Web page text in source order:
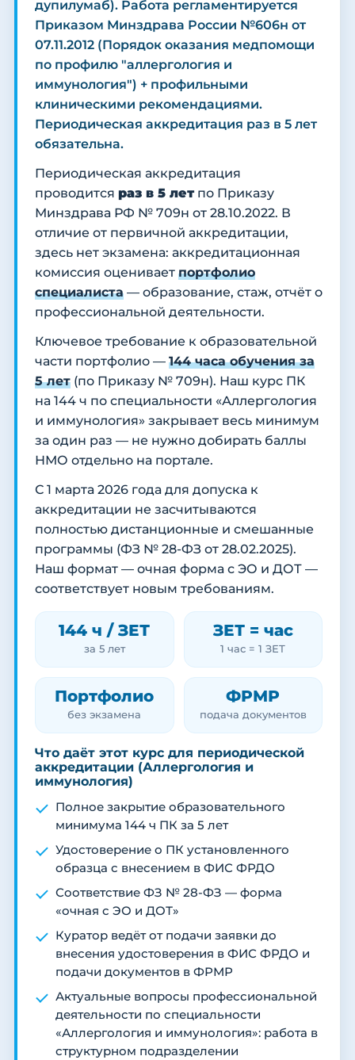
дупилумаб). Работа регламентируется
Приказом Минздрава России №606н от
07.11.2012 (Порядок оказания медпомощи
по профилю "аллергология и
иммунология") + профильными
клиническими рекомендациями.
Периодическая аккредитация раз в 5 лет
обязательна.
Периодическая аккредитация
проводится раз в 5 летпо Приказу
Минздрава РФ № 709н от 28.10.2022. В
отличие от первичной аккредитации,
здесь нет экзамена: аккредитационная
комиссия оценивает портфолио
специалиста — образование, стаж, отчёт о
профессиональной деятельности.
Ключевое требование к образовательной
части портфолио — 144 часа обучения за
5 лет (по Приказу № 709н). Наш курс ПК
на 144 ч по специальности «Аллергология
и иммунология» закрывает весь минимум
за один раз — не нужно добирать баллы
НМО отдельно на портале.
С 1 марта 2026 года для допуска к
аккредитации не засчитываются
полностью дистанционные и смешанные
программы (ФЗ № 28-ФЗ от 28.02.2025).
Наш формат — очная форма с ЭО и ДОТ —
соответствует новым требованиям.
144 ч / ЗЕТ
за 5 лет
ЗЕТ = час
1 час = 1 ЗЕТ
Портфолио
без экзамена
ФРМР
подача документов
Что даёт этот курс для периодической
аккредитации (Аллергология и
иммунология)
Полное закрытие образовательного
минимума 144 ч ПК за 5 лет
Удостоверение о ПК установленного
образца с внесением в ФИС ФРДО
Соответствие ФЗ № 28-ФЗ — форма
«очная с ЭО и ДОТ»
Куратор ведёт от подачи заявки до
внесения удостоверения в ФИС ФРДО и
подачи документов в ФРМР
Актуальные вопросы профессиональной
деятельности по специальности
«Аллергология и иммунология»: работа в
структурном подразделении